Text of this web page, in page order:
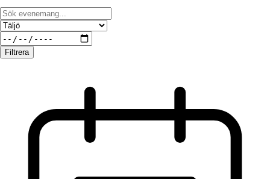
Filtrera